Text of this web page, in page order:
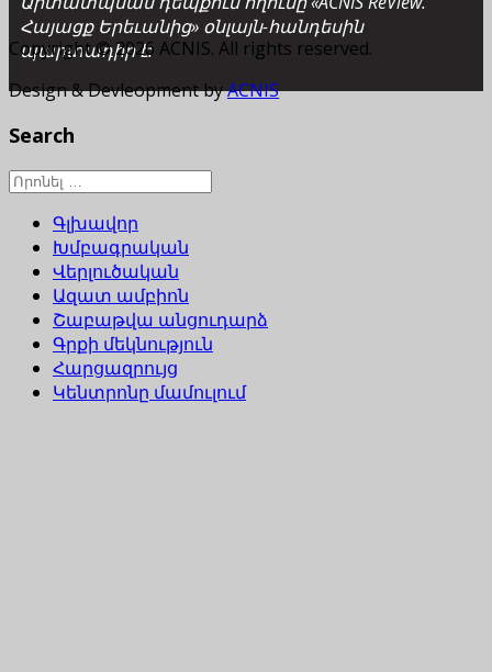
Հայացք Երեւանից» օնլայն-հանդեսին
պարտադիր է:
Copyright © 2026 ACNIS. All rights reserved.
Design & Devleopment byACNIS
Search
Գլխավոր
Խմբագրական
Վերլուծական
Ազատ ամբիոն
Շաբաթվա անցուդարձ
Գրքի մեկնություն
Հարցազրույց
Կենտրոնը մամուլում